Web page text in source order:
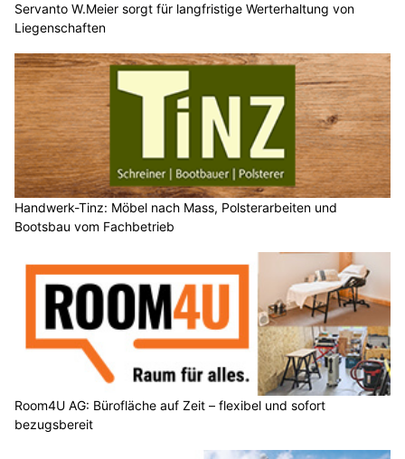
Servanto W.Meier sorgt für langfristige Werterhaltung von
Liegenschaften
Handwerk-Tinz: Möbel nach Mass, Polsterarbeiten und
Bootsbau vom Fachbetrieb
Room4U AG: Bürofläche auf Zeit – flexibel und sofort
bezugsbereit